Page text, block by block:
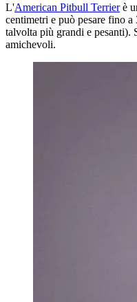
L'American Pitbull Terrierè
centimetri e può pesare fino
talvolta più grandi e pesanti).
amichevoli.